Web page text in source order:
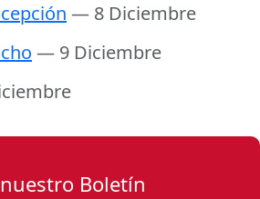
— 8 Diciembre
— 9 Diciembre
Boletín